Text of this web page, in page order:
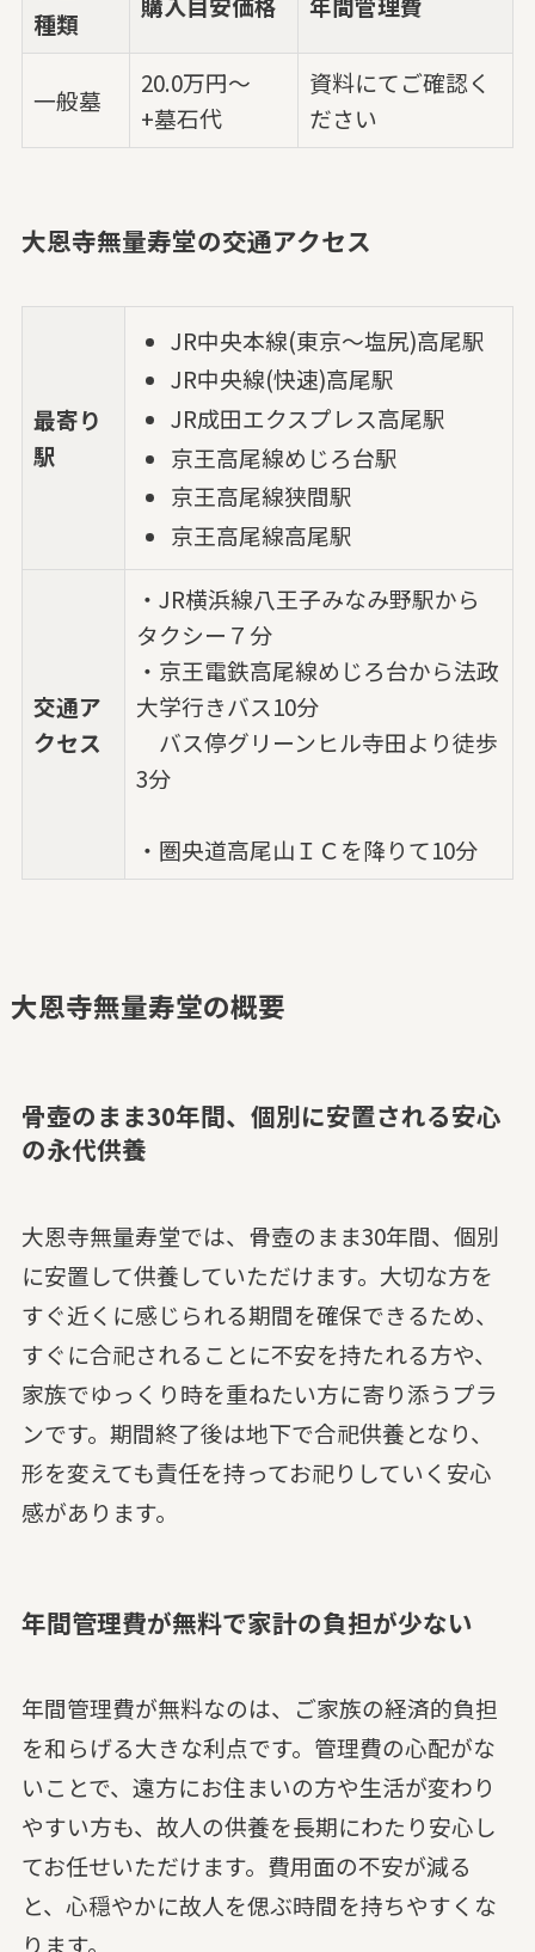
種類
一般墓
20.0万円～
+墓石代
資料にてご確認く
ださい
大恩寺無量寿堂の交通アクセス
最寄り
駅
JR中央本線(東京～塩尻)高尾駅
JR中央線(快速)高尾駅
JR成田エクスプレス高尾駅
京王高尾線めじろ台駅
京王高尾線狭間駅
京王高尾線高尾駅
交通ア
クセス
・JR横浜線八王子みなみ野駅から
タクシー７分
・京王電鉄高尾線めじろ台から法政
大学行きバス10分
バス停グリーンヒル寺田より徒歩
3分
・圏央道高尾山ＩＣを降りて10分
大恩寺無量寿堂の概要
骨壺のまま30年間、個別に安置される安心
の永代供養
大恩寺無量寿堂では、骨壺のまま30年間、個別
に安置して供養していただけます。大切な方を
すぐ近くに感じられる期間を確保できるため、
すぐに合祀されることに不安を持たれる方や、
家族でゆっくり時を重ねたい方に寄り添うプラ
ンです。期間終了後は地下で合祀供養となり、
形を変えても責任を持ってお祀りしていく安心
感があります。
年間管理費が無料で家計の負担が少ない
年間管理費が無料なのは、ご家族の経済的負担
を和らげる大きな利点です。管理費の心配がな
いことで、遠方にお住まいの方や生活が変わり
やすい方も、故人の供養を長期にわたり安心し
てお任せいただけます。費用面の不安が減る
と、心穏やかに故人を偲ぶ時間を持ちやすくな
ります。